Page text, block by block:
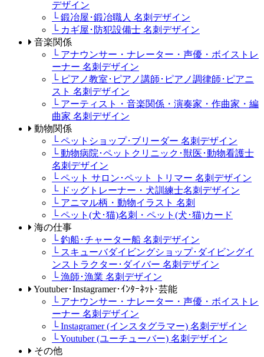
デザイン
└ 鍛冶屋･鍛冶職人 名刺デザイン
└ カギ屋･防犯設備士 名刺デザイン
音楽関係
└ アナウンサー・ナレーター・声優・ボイストレ
ーナー 名刺デザイン
└ ピアノ教室･ピアノ講師･ピアノ調律師･ピアニ
スト 名刺デザイン
└ アーティスト・音楽関係・演奏家・作曲家・編
曲家 名刺デザイン
動物関係
└ ペットショップ･ブリーダー 名刺デザイン
└ 動物病院･ペットクリニック･獣医･動物看護士
名刺デザイン
└ ペット サロン･ペット トリマー 名刺デザイン
└ ドッグトレーナー・犬訓練士名刺デザイン
└ アニマル柄・動物イラスト 名刺
└ ペット(犬･猫)名刺・ペット(犬･猫)カード
海の仕事
└ 釣船･チャーター船 名刺デザイン
└ スキューバダイビングショップ･ダイビングイ
ンストラクター･ダイバー 名刺デザイン
└ 漁師･漁業 名刺デザイン
Youtuber･Instagramer･ｲﾝﾀｰﾈｯﾄ･芸能
└ アナウンサー・ナレーター・声優・ボイストレ
ーナー 名刺デザイン
└ Instagramer (インスタグラマー) 名刺デザイン
└ Youtuber (ユーチューバー) 名刺デザイン
その他